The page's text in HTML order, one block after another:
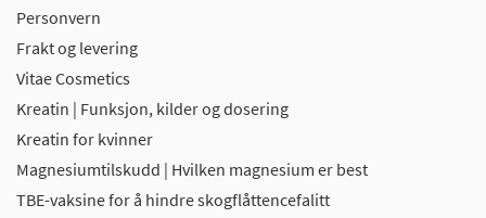
Personvern
Frakt og levering
Vitae Cosmetics
Kreatin | Funksjon, kilder og dosering
Kreatin for kvinner
Magnesiumtilskudd | Hvilken magnesium er best
TBE-vaksine for å hindre skogflåttencefalitt